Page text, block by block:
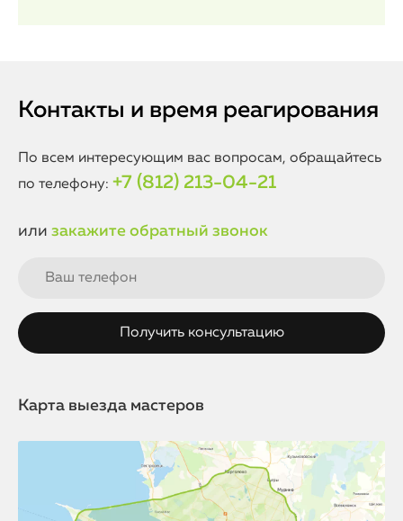
Контакты и время реагирования
По всем интересующим вас вопросам, обращайтесь
по телефону: +7 (812) 213-04-21
или закажите обратный звонок
Карта выезда мастеров